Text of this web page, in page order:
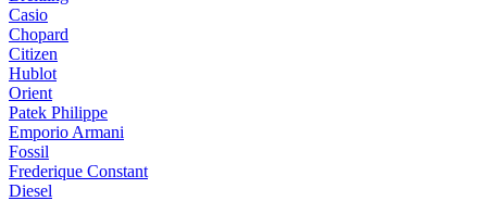
Casio
Chopard
Citizen
Hublot
Orient
Patek Philippe
Emporio Armani
Fossil
Frederique Constant
Diesel